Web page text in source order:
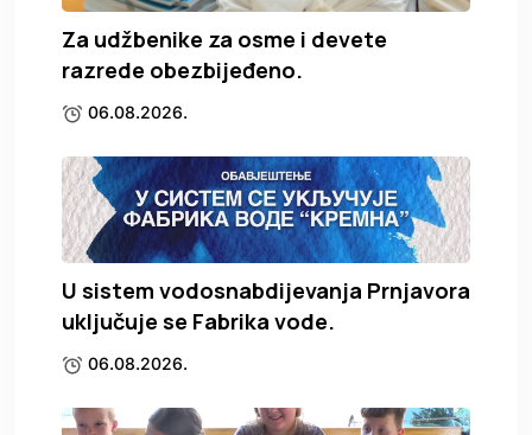
Za udžbenike za osme i devete
razrede obezbijeđeno.
06.08.2026.
U sistem vodosnabdijevanja Prnjavora
uključuje se Fabrika vode.
06.08.2026.